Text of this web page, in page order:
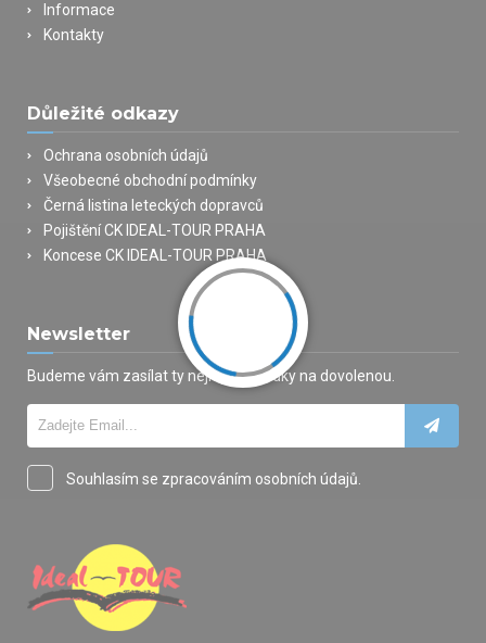
Informace
Kontakty
Důležité odkazy
Ochrana osobních údajů
Všeobecné obchodní podmínky
Černá listina leteckých dopravců
Pojištění CK IDEAL-TOUR PRAHA
Koncese CK IDEAL-TOUR PRAHA
Newsletter
Budeme vám zasílat ty nejlepší nabídky na dovolenou.
Souhlasím se zpracováním osobních údajů.